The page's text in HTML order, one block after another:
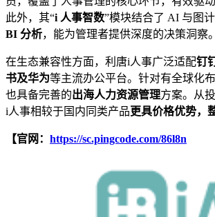
此外，其“i 人事智数”模块结合了 AI 与图计
BI 分析，能为管理者提供深度的决策洞察。
在生态兼容性方面，利唐i人事广泛适配钉
书及华为等主流办公平台。针对有全球化
也具备完善的出海人力资源管理方案。从
i人事相较于国内同类产品更具价格优势，
【官网： https://sc.pingcode.com/86l8n